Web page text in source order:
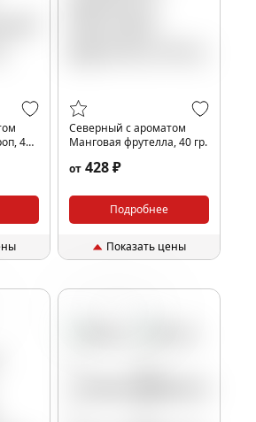
40
Северный с ароматом
Манговая фрутелла, 40 гр.
от 428 ₽
Подробнее
Показать цены